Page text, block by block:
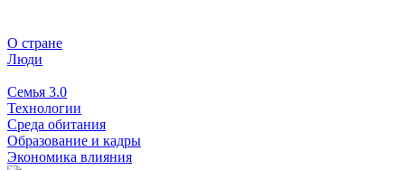
О стране
Люди
Семья 3.0
Технологии
Среда обитания
Образование и кадры
Экономика влияния